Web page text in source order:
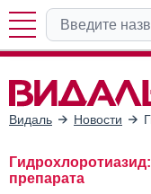
Видаль
Новости
препарата